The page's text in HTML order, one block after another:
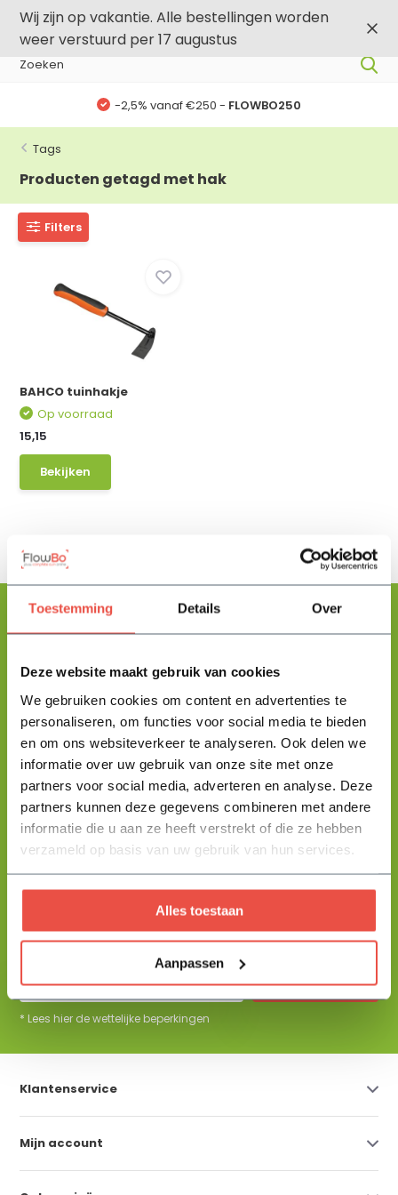
Toestemming Details Over
Deze website maakt gebruik van cookies
We gebruiken cookies om content en advertenties te
personaliseren, om functies voor social media te bieden
en om ons websiteverkeer te analyseren. Ook delen we
informatie over uw gebruik van onze site met onze
partners voor social media, adverteren en analyse. Deze
partners kunnen deze gegevens combineren met andere
informatie die u aan ze heeft verstrekt of die ze hebben
verzameld op basis van uw gebruik van hun services.
Alles toestaan
Aanpassen
Wij zijn op vakantie. Alle bestellingen worden
weer verstuurd per 17 augustus
-2,5% vanaf €250 - FLOWBO250
Tags
Producten getagd met hak
Filters
BAHCO tuinhakje
Op voorraad
15,15
Bekijken
Floris helpt je graag
Stuur mij een berichtje en ik help je jouw product uit te zoeken
en vertel je alles wat je moet weten.
Help mij kiezen
+31 344 23 44 64
info@flowbo.nl
De beste tuininspiraties per mail
ontvangen?
Abonneer
* Lees hier de wettelijke beperkingen
Klantenservice
Mijn account